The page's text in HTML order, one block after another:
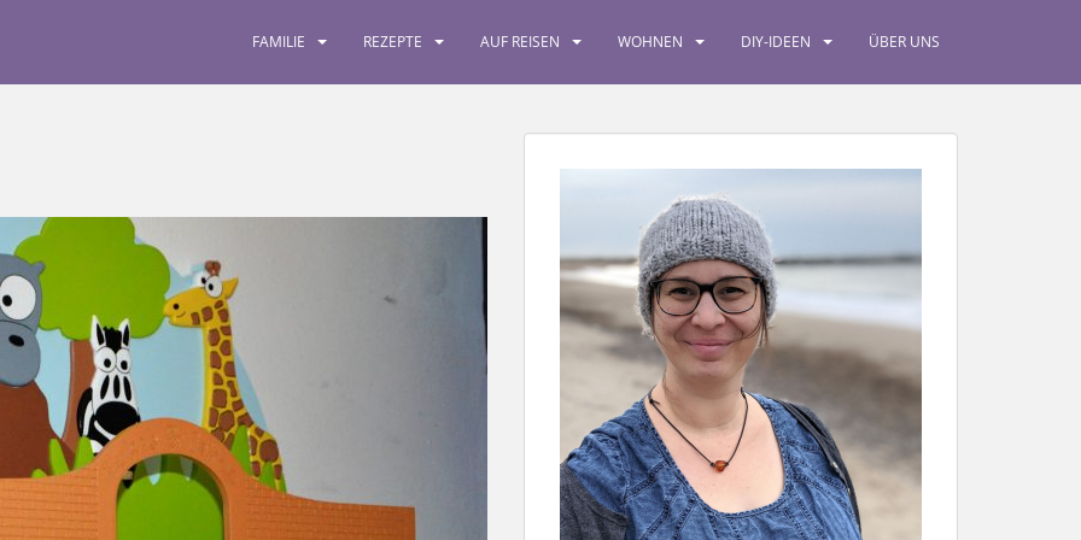
FAMILIE REZEPTE AUF REISEN WOHNEN DIY-IDEEN ÜBER UNS